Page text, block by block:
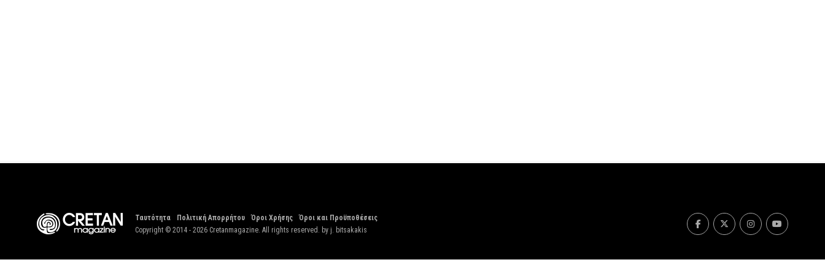
Ταυτότητα Πολιτική Απορρήτου Όροι Χρήσης
Όροι και Προϋποθέσεις
Copyright © 2014 - 2026 Cretanmagazine. All rights reserved. by j. bitsakakis